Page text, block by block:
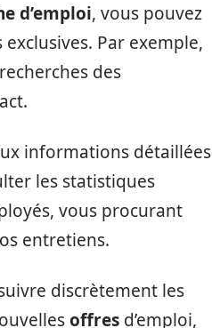
d’emploi, vous pouvez
Par exemple,
des
informations détaillées
les statistiques
vous procurant
entretiens.
discrètement les
offres d’emploi,